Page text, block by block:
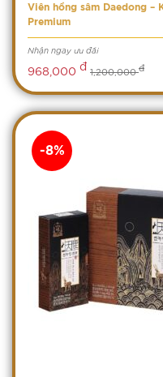
Viên hồng sâm Daedong –
Premium
Nhận ngay ưu đãi
968,000 đ 1,200,000đ
-8%